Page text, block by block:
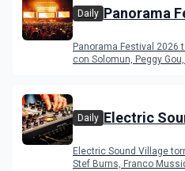
Daily Panorama
programma
Panorama Festival 2026
con Solomun, Peggy
Daily Electric
Young
Electric Sound Village
Stef Burns, Franco